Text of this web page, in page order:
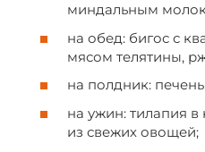
миндальным
на обед: бигос с
мясом телятины,
на полдник:
на ужин: тилапия
из свежих овощей;